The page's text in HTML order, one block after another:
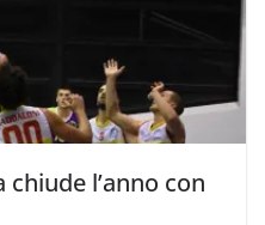
chiude l’anno con